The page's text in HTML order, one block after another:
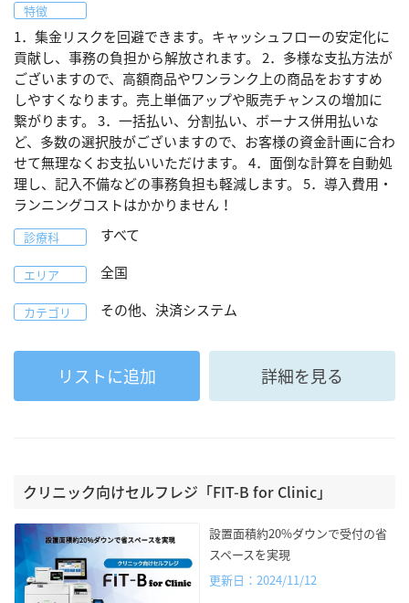
特徴
1．集金リスクを回避できます。キャッシュフローの安定化に
貢献し、事務の負担から解放されます。 2．多様な支払方法が
ございますので、高額商品やワンランク上の商品をおすすめ
しやすくなります。売上単価アップや販売チャンスの増加に
繋がります。 3．一括払い、分割払い、ボーナス併用払いな
ど、多数の選択肢がございますので、お客様の資金計画に合わ
せて無理なくお支払いいただけます。 4．面倒な計算を自動処
理し、記入不備などの事務負担も軽減します。 5．導入費用・
ランニングコストはかかりません！
診療科 すべて
エリア 全国
カテゴリ その他、決済システム
リストに追加 詳細を見る
クリニック向けセルフレジ「FIT-B for Clinic」
設置面積約20%ダウンで受付の省
スペースを実現
更新日：2024/11/12